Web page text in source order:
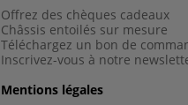
Offrez des chèques cadeaux
Châssis entoilés sur mesure
Téléchargez un bon de
Inscrivez-vous à notre
Mentions légales